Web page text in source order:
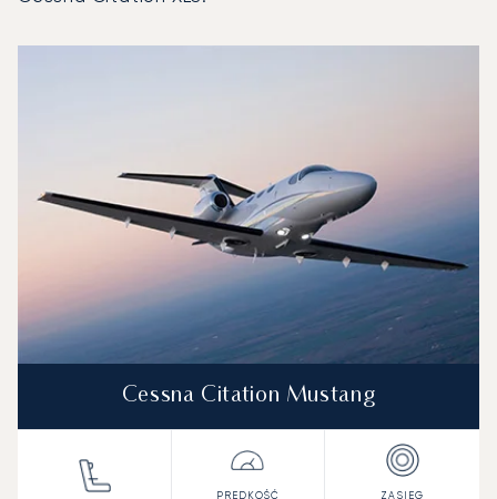
Cessna Citation Mustang